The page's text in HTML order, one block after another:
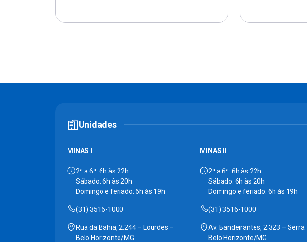
Unidades
MINAS I
2ª a 6ª: 6h às 22h
Sábado: 6h às 20h
Domingo e feriado: 6h às 19h
(31) 3516-1000
Rua da Bahia, 2.244 – Lourdes –
Belo Horizonte/MG
MINAS II
2ª a 6ª: 6h às 22h
Sábado: 6h às 20h
Domingo e feriado: 6h às 19h
(31) 3516-1000
Av. Bandeirantes, 2.323 – Serra –
Belo Horizonte/MG